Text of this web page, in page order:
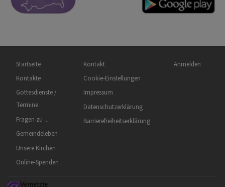
Hauptnavigation
Startseite
Kontakte
Gottesdienste /
Termine
Fragen zu ...
Gemeindeleben
Unsere Kirchen
Online-Spenden
Fußbereichsmenü
Kontakt
Cookie-Einstellungen
Impressum
Datenschutzerklärung
Barrierefreiheitserklärung
Benutzermenü
Anmelden